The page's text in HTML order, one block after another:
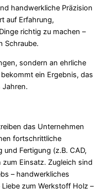
handwerkliche Präzision
auf Erfahrung,
richtig zu machen –
Schraube.
sondern an ehrliche
ein Ergebnis, das
Jahren.
das Unternehmen
fortschrittliche
und Fertigung (z.B. CAD,
Einsatz. Zugleich sind
– handwerkliches
zum Werkstoff Holz –